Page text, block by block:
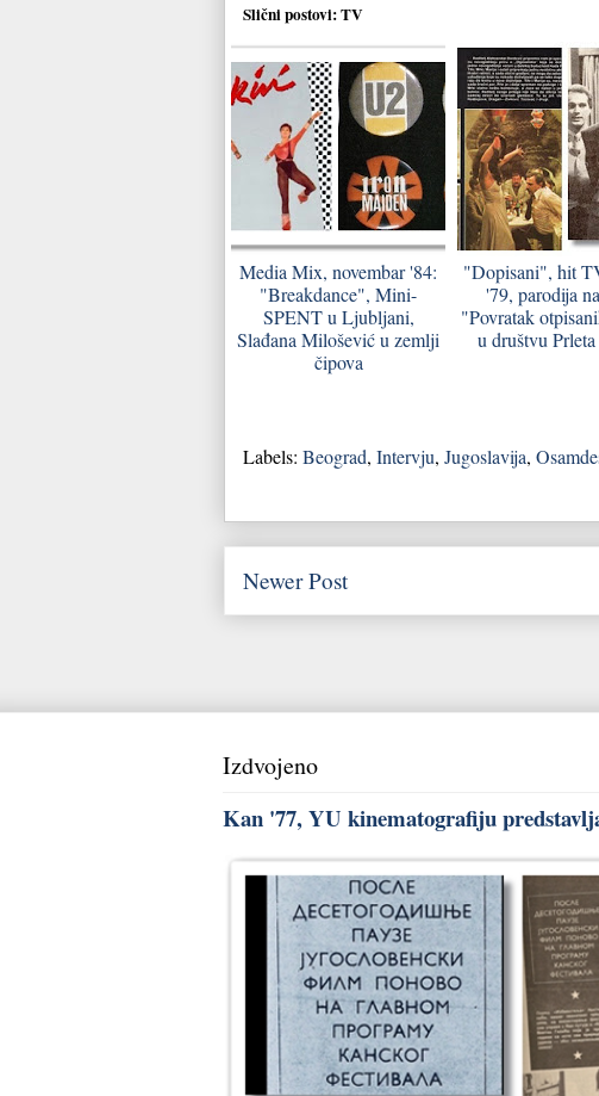
Slični postovi:TV
Media Mix, novembar '84:
"Breakdance", Mini-
SPENT u Ljubljani,
Slađana Milošević u zemlji
čipova
"Dopisani", hit
'79, parodija
"Povratak
u društvu
Labels: Beograd, Intervju, Jugoslavija,
Newer Post
Izdvojeno
Kan '77, YU kinematografiju